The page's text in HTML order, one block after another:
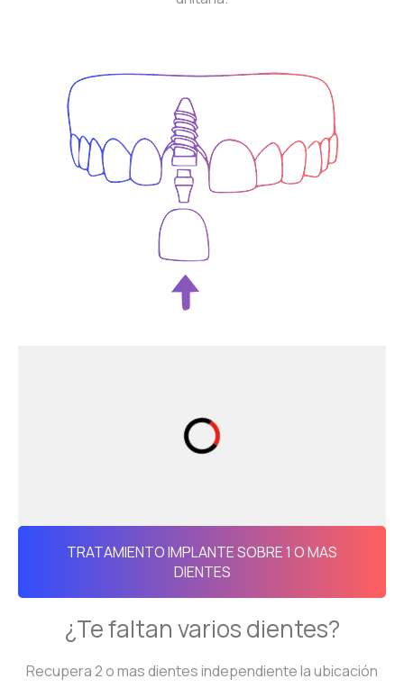
TRATAMIENTO IMPLANTE SOBRE 1 O MAS
DIENTES
¿Te faltan varios dientes?
Recupera 2 o mas dientes independiente la ubicación